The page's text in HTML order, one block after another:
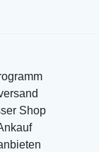
Shop